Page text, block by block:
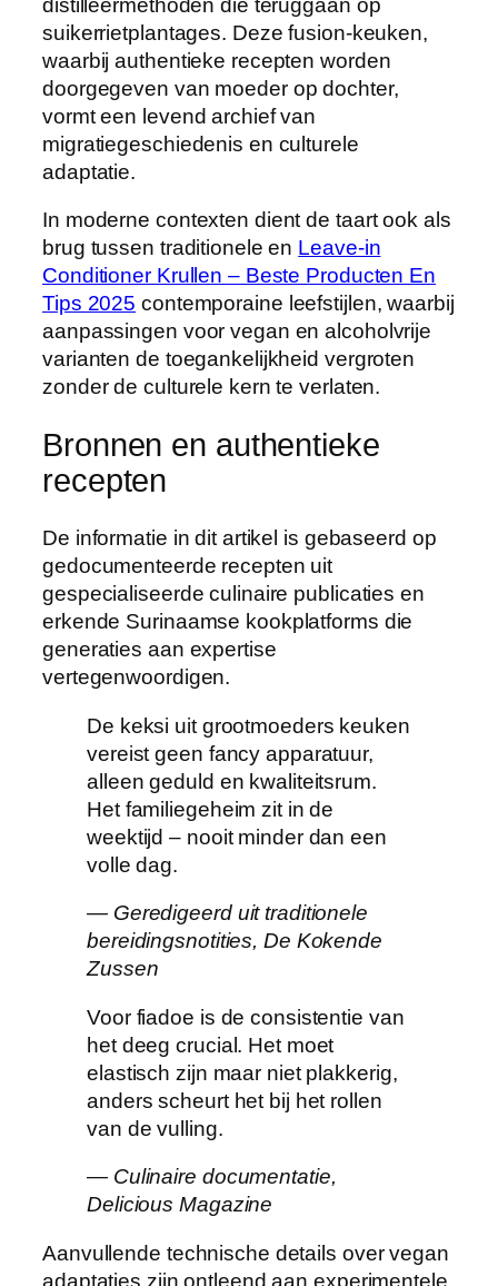
suikerrietplantages. Deze fusion-keuken,
waarbij authentieke recepten worden
doorgegeven van moeder op dochter,
vormt een levend archief van
migratiegeschiedenis en culturele
adaptatie.
In moderne contexten dient de taart ook als
brug tussen traditionele en Leave-in
Conditioner Krullen – Beste Producten En
Tips 2025 contemporaine leefstijlen, waarbij
aanpassingen voor vegan en alcoholvrije
varianten de toegankelijkheid vergroten
zonder de culturele kern te verlaten.
Bronnen en authentieke
recepten
De informatie in dit artikel is gebaseerd op
gedocumenteerde recepten uit
gespecialiseerde culinaire publicaties en
erkende Surinaamse kookplatforms die
generaties aan expertise
vertegenwoordigen.
De keksi uit grootmoeders keuken
vereist geen fancy apparatuur,
alleen geduld en kwaliteitsrum.
Het familiegeheim zit in de
weektijd – nooit minder dan een
volle dag.
— Geredigeerd uit traditionele
bereidingsnotities, De Kokende
Zussen
Voor fiadoe is de consistentie van
het deeg crucial. Het moet
elastisch zijn maar niet plakkerig,
anders scheurt het bij het rollen
van de vulling.
— Culinaire documentatie,
Delicious Magazine
Aanvullende technische details over vegan
adaptaties zijn ontleend aan experimentele